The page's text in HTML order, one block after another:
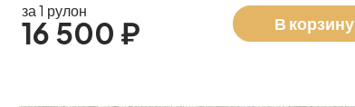
за 1 рулон
16 500 ₽ В корзину